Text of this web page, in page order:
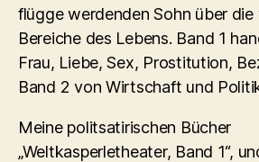
flügge werdenden Sohn über
Bereiche des Lebens. Band 1
Frau, Liebe, Sex, Prostitution,
Band 2 von Wirtschaft und
Meine politsatirischen Bücher
„Weltkasperletheater, Band 1“,